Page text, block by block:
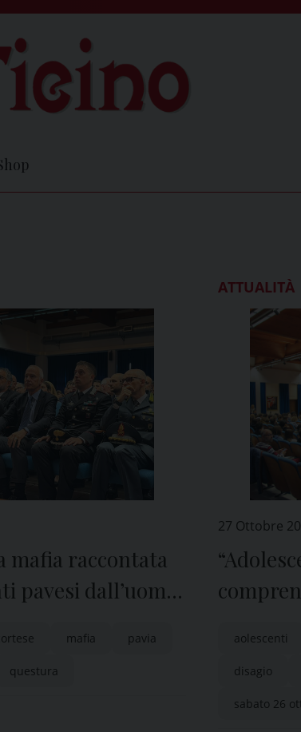
mafia raccontata
pavesi dall’uomo
mafia pavia
questura
ATTUALITÀ
27 Ottobre
aolescenti
disagio
sabato 26